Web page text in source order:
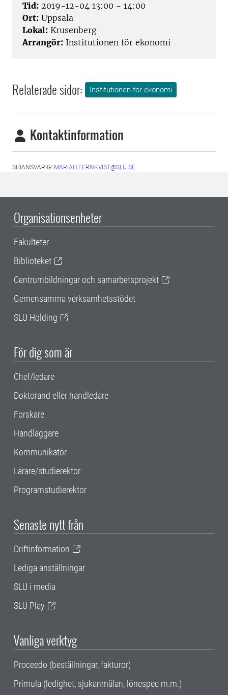
Tid: 2019-12-04 13:00 - 14:00
Ort: Uppsala
Lokal: Krusenberg
Arrangör: Institutionen för ekonomi
Relaterade sidor: Institutionen för ekonomi
Kontaktinformation
SIDANSVARIG: MARIAH.FERNKVIST@SLU.SE
Organisationsenheter
Fakulteter
Biblioteket
Centrumbildningar och samarbetsprojekt
Gemensamma verksamhetsstödet
SLU Holding
För dig som är
Chef/ledare
Doktorand eller handledare
Forskare
Handläggare
Kommunikatör
Lärare/studierektor
Programstudierektor
Senaste nytt från
Driftinformation
Lediga anställningar
SLU i media
SLU Play
Vanliga verktyg
Proceedo (beställningar, fakturor)
Primula (ledighet, sjukanmälan, lönespec m.m.)